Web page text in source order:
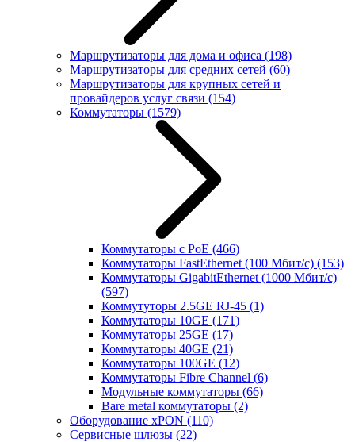
Маршрутизаторы для дома и офиса (198)
Маршрутизаторы для средних сетей (60)
Маршрутизаторы для крупных сетей и
провайдеров услуг связи (154)
Коммутаторы (1579)
Коммутаторы с PoE (466)
Коммутаторы FastEthernet (100 Мбит/с) (153)
Коммутаторы GigabitEthernet (1000 Мбит/с)
(597)
Коммутуторы 2.5GE RJ-45 (1)
Коммутаторы 10GE (171)
Коммутаторы 25GE (17)
Коммутаторы 40GE (21)
Коммутаторы 100GE (12)
Коммутаторы Fibre Channel (6)
Модульные коммутаторы (66)
Bare metal коммутаторы (2)
Оборудование xPON (110)
Сервисные шлюзы (22)